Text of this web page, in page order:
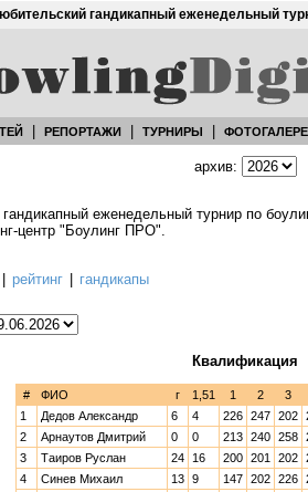
гандикапный еженедельный
РЕПОРТАЖИ ТУРНИРЫ
архив:
еженедельный турнир по
центр "Боулинг ПРО".
рейтинг гандикапы
Квалификация
# ФИО г 1,51 1 2
3
1
Дедов Александр 6 4 226 247 202
2
Арнаутов Дмитрий 0 0 213 240 258
3
Таиров Руслан 24 16 200 201 202
4
Синев Михаил 13 9 147 202 226